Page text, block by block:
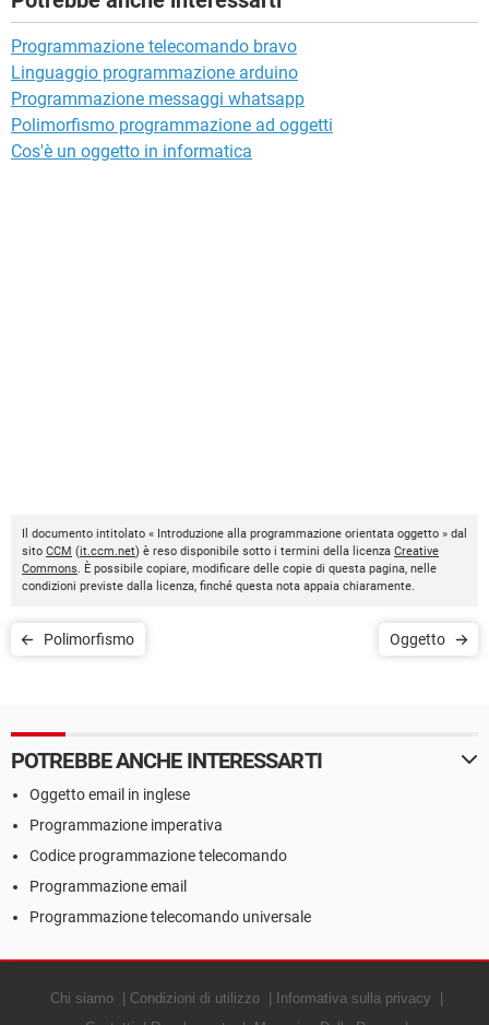
Programmazione telecomando bravo
Linguaggio programmazione arduino
Programmazione messaggi whatsapp
Polimorfismo programmazione ad oggetti
Cos'è un oggetto in informatica
Il documento intitolato « Introduzione alla programmazione orientata oggetto » dal
sito CCM (it.ccm.net) è reso disponibile sotto i termini della licenza Creative
Commons. È possibile copiare, modificare delle copie di questa pagina, nelle
condizioni previste dalla licenza, finché questa nota appaia chiaramente.
Polimorfismo Oggetto
POTREBBE ANCHE INTERESSARTI
Oggetto email in inglese
Programmazione imperativa
Codice programmazione telecomando
Programmazione email
Programmazione telecomando universale
Chi siamo Condizioni di utilizzo
Informativa sulla privacy